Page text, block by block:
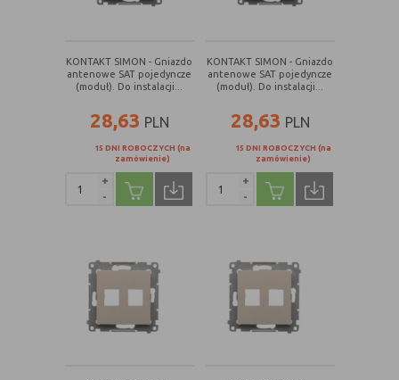
KONTAKT SIMON - Gniazdo
antenowe SAT pojedyncze
(moduł). Do instalacji...
28,63 PLN
15 DNI ROBOCZYCH (na
zamówienie)
-
+
KONTAKT SIMON - Gniazdo
antenowe SAT pojedyncze
(moduł). Do instalacji...
28,63 PLN
15 DNI ROBOCZYCH (na
zamówienie)
-
+